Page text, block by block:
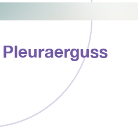
Pleuraerguss